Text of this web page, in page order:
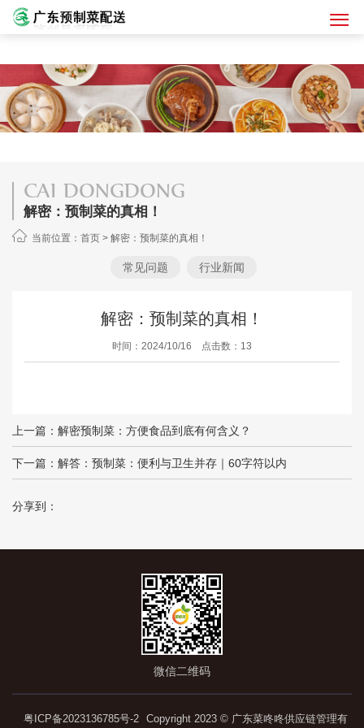
CAI DONGDONG
解密：预制菜的真相！
当前位置： 首页 > 解密：预制菜的真相！
常见问题 行业新闻
解密：预制菜的真相！
时间：2024/10/16 点击数：13
上一篇： 解密预制菜：方便食品到底有何含义？
下一篇： 解答：预制菜：便利与卫生并存｜60字符以内
分享到：
微信二维码
粤ICP备2023136785号-2 Copyright 2023 © 广东菜咚咚供应链管理有